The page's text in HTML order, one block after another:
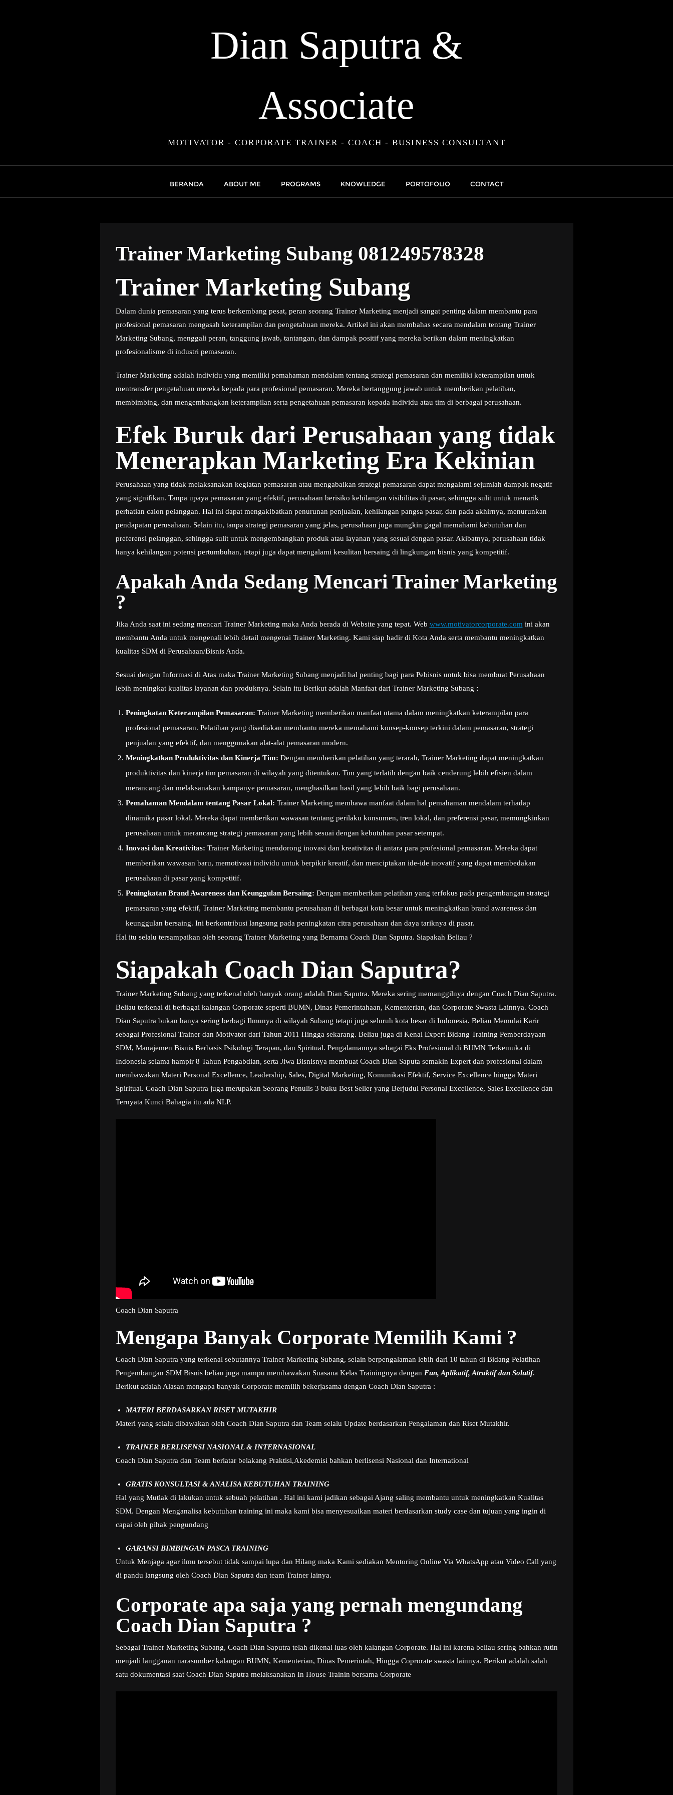
Dian Saputra &
Associate
MOTIVATOR - CORPORATE TRAINER - COACH - BUSINESS CONSULTANT
BERANDA ABOUT ME PROGRAMS KNOWLEDGE PORTOFOLIO CONTACT
Trainer Marketing Subang 081249578328
Trainer Marketing Subang
Dalam dunia pemasaran yang terus berkembang pesat, peran seorang Trainer Marketing menjadi sangat penting dalam membantu para
profesional pemasaran mengasah keterampilan dan pengetahuan mereka. Artikel ini akan membahas secara mendalam tentang Trainer
Marketing Subang, menggali peran, tanggung jawab, tantangan, dan dampak positif yang mereka berikan dalam meningkatkan
profesionalisme di industri pemasaran.
Trainer Marketing adalah individu yang memiliki pemahaman mendalam tentang strategi pemasaran dan memiliki keterampilan untuk
mentransfer pengetahuan mereka kepada para profesional pemasaran. Mereka bertanggung jawab untuk memberikan pelatihan,
membimbing, dan mengembangkan keterampilan serta pengetahuan pemasaran kepada individu atau tim di berbagai perusahaan.
Efek Buruk dari Perusahaan yang tidak
Menerapkan Marketing Era Kekinian
Perusahaan yang tidak melaksanakan kegiatan pemasaran atau mengabaikan strategi pemasaran dapat mengalami sejumlah dampak negatif
yang signifikan. Tanpa upaya pemasaran yang efektif, perusahaan berisiko kehilangan visibilitas di pasar, sehingga sulit untuk menarik
perhatian calon pelanggan. Hal ini dapat mengakibatkan penurunan penjualan, kehilangan pangsa pasar, dan pada akhirnya, menurunkan
pendapatan perusahaan. Selain itu, tanpa strategi pemasaran yang jelas, perusahaan juga mungkin gagal memahami kebutuhan dan
preferensi pelanggan, sehingga sulit untuk mengembangkan produk atau layanan yang sesuai dengan pasar. Akibatnya, perusahaan tidak
hanya kehilangan potensi pertumbuhan, tetapi juga dapat mengalami kesulitan bersaing di lingkungan bisnis yang kompetitif.
Apakah Anda Sedang Mencari Trainer Marketing
?
Jika Anda saat ini sedang mencari Trainer Marketing maka Anda berada di Website yang tepat. Web www.motivatorcorporate.com ini akan
membantu Anda untuk mengenali lebih detail mengenai Trainer Marketing. Kami siap hadir di Kota Anda serta membantu meningkatkan
kualitas SDM di Perusahaan/Bisnis Anda.
Sesuai dengan Informasi di Atas maka Trainer Marketing Subang menjadi hal penting bagi para Pebisnis untuk bisa membuat Perusahaan
lebih meningkat kualitas layanan dan produknya. Selain itu Berikut adalah Manfaat dari Trainer Marketing Subang :
Peningkatan Keterampilan Pemasaran: Trainer Marketing memberikan manfaat utama dalam meningkatkan keterampilan para
profesional pemasaran. Pelatihan yang disediakan membantu mereka memahami konsep-konsep terkini dalam pemasaran, strategi
penjualan yang efektif, dan menggunakan alat-alat pemasaran modern.
Meningkatkan Produktivitas dan Kinerja Tim: Dengan memberikan pelatihan yang terarah, Trainer Marketing dapat meningkatkan
produktivitas dan kinerja tim pemasaran di wilayah yang ditentukan. Tim yang terlatih dengan baik cenderung lebih efisien dalam
merancang dan melaksanakan kampanye pemasaran, menghasilkan hasil yang lebih baik bagi perusahaan.
Pemahaman Mendalam tentang Pasar Lokal: Trainer Marketing membawa manfaat dalam hal pemahaman mendalam terhadap
dinamika pasar lokal. Mereka dapat memberikan wawasan tentang perilaku konsumen, tren lokal, dan preferensi pasar, memungkinkan
perusahaan untuk merancang strategi pemasaran yang lebih sesuai dengan kebutuhan pasar setempat.
Inovasi dan Kreativitas: Trainer Marketing mendorong inovasi dan kreativitas di antara para profesional pemasaran. Mereka dapat
memberikan wawasan baru, memotivasi individu untuk berpikir kreatif, dan menciptakan ide-ide inovatif yang dapat membedakan
perusahaan di pasar yang kompetitif.
Peningkatan Brand Awareness dan Keunggulan Bersaing: Dengan memberikan pelatihan yang terfokus pada pengembangan strategi
pemasaran yang efektif, Trainer Marketing membantu perusahaan di berbagai kota besar untuk meningkatkan brand awareness dan
keunggulan bersaing. Ini berkontribusi langsung pada peningkatan citra perusahaan dan daya tariknya di pasar.
Hal itu selalu tersampaikan oleh seorang Trainer Marketing yang Bernama Coach Dian Saputra. Siapakah Beliau ?
Siapakah Coach Dian Saputra?
Trainer Marketing Subang yang terkenal oleh banyak orang adalah Dian Saputra. Mereka sering memanggilnya dengan Coach Dian Saputra.
Beliau terkenal di berbagai kalangan Corporate seperti BUMN, Dinas Pemerintahaan, Kementerian, dan Corporate Swasta Lainnya. Coach
Dian Saputra bukan hanya sering berbagi Ilmunya di wilayah Subang tetapi juga seluruh kota besar di Indonesia. Beliau Memulai Karir
sebagai Profesional Trainer dan Motivator dari Tahun 2011 Hingga sekarang. Beliau juga di Kenal Expert Bidang Training Pemberdayaan
SDM, Manajemen Bisnis Berbasis Psikologi Terapan, dan Spiritual. Pengalamannya sebagai Eks Profesional di BUMN Terkemuka di
Indonesia selama hampir 8 Tahun Pengabdian, serta Jiwa Bisnisnya membuat Coach Dian Saputa semakin Expert dan profesional dalam
membawakan Materi Personal Excellence, Leadership, Sales, Digital Marketing, Komunikasi Efektif, Service Excellence hingga Materi
Spiritual. Coach Dian Saputra juga merupakan Seorang Penulis 3 buku Best Seller yang Berjudul Personal Excellence, Sales Excellence dan
Ternyata Kunci Bahagia itu ada NLP.
Coach Dian Saputra
Mengapa Banyak Corporate Memilih Kami ?
Coach Dian Saputra yang terkenal sebutannya Trainer Marketing Subang, selain berpengalaman lebih dari 10 tahun di Bidang Pelatihan
Pengembangan SDM Bisnis beliau juga mampu membawakan Suasana Kelas Trainingnya dengan Fun, Aplikatif, Atraktif dan Solutif.
Berikut adalah Alasan mengapa banyak Corporate memilih bekerjasama dengan Coach Dian Saputra :
MATERI BERDASARKAN RISET MUTAKHIR
Materi yang selalu dibawakan oleh Coach Dian Saputra dan Team selalu Update berdasarkan Pengalaman dan Riset Mutakhir.
TRAINER BERLISENSI NASIONAL & INTERNASIONAL
Coach Dian Saputra dan Team berlatar belakang Praktisi,Akedemisi bahkan berlisensi Nasional dan International
GRATIS KONSULTASI & ANALISA KEBUTUHAN TRAINING
Hal yang Mutlak di lakukan untuk sebuah pelatihan . Hal ini kami jadikan sebagai Ajang saling membantu untuk meningkatkan Kualitas
SDM. Dengan Menganalisa kebutuhan training ini maka kami bisa menyesuaikan materi berdasarkan study case dan tujuan yang ingin di
capai oleh pihak pengundang
GARANSI BIMBINGAN PASCA TRAINING
Untuk Menjaga agar ilmu tersebut tidak sampai lupa dan Hilang maka Kami sediakan Mentoring Online Via WhatsApp atau Video Call yang
di pandu langsung oleh Coach Dian Saputra dan team Trainer lainya.
Corporate apa saja yang pernah mengundang
Coach Dian Saputra ?
Sebagai Trainer Marketing Subang, Coach Dian Saputra telah dikenal luas oleh kalangan Corporate. Hal ini karena beliau sering bahkan rutin
menjadi langganan narasumber kalangan BUMN, Kementerian, Dinas Pemerintah, Hingga Coprorate swasta lainnya. Berikut adalah salah
satu dokumentasi saat Coach Dian Saputra melaksanakan In House Trainin bersama Corporate